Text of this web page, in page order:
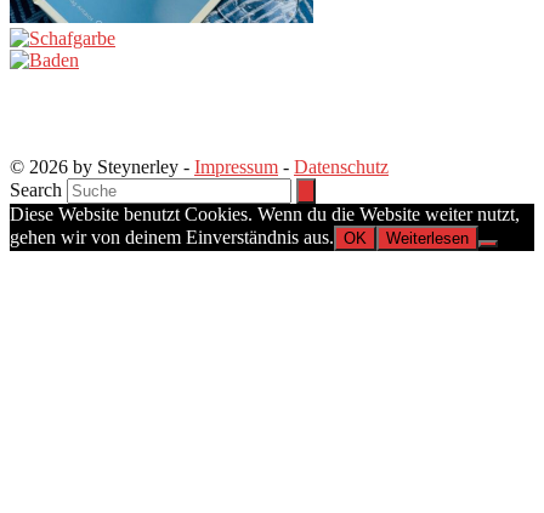
© 2026 by Steynerley - Impressum - Datenschutz
Search
Diese Website benutzt Cookies. Wenn du die Website weiter nutzt,
gehen wir von deinem Einverständnis aus. OK Weiterlesen